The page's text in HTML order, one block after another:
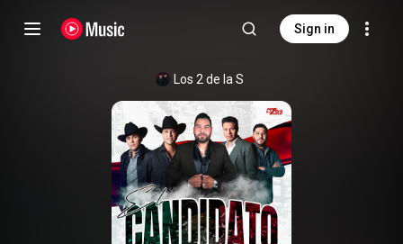
Sign in
Los 2 de la S